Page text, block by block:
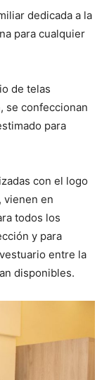
dedicada a la
para cualquier
de telas
se confeccionan
para
con el logo
vienen en
todos los
y para
entre la
disponibles.